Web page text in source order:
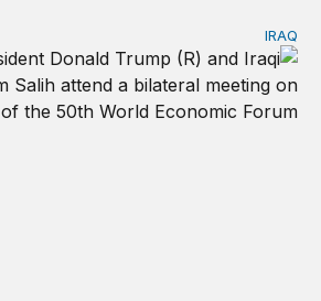
العلاقة بين العراق والولايات المتّحدة
IRAQ